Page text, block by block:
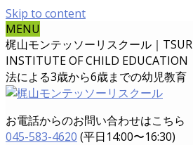
Skip to content
MENU
梶山モンテッソーリスクール｜
INSTITUTE OF CHILD EDUCATION
法による3歳から6歳までの幼児教育
お電話からのお問い合わせはこちら
045-583-4620 (平日14:00〜16:30)